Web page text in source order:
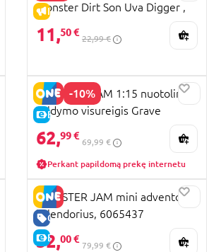
IŠPARDAVIMAS
Monster Dirt Son Uva Digger ,
6067795
11,50 €
22,99 €
-10%
E-KAINA
MONSTER JAM 1:15 nuotolinio
valdymo visureigis Grave
Digger, 6068258
62,99 €
69,99 €
Perkant papildomą prekę internetu
GERA KAINA
E-KAINA
MONSTER JAM mini advento
kalendorius, 6065437
32,00 €
79,99 €